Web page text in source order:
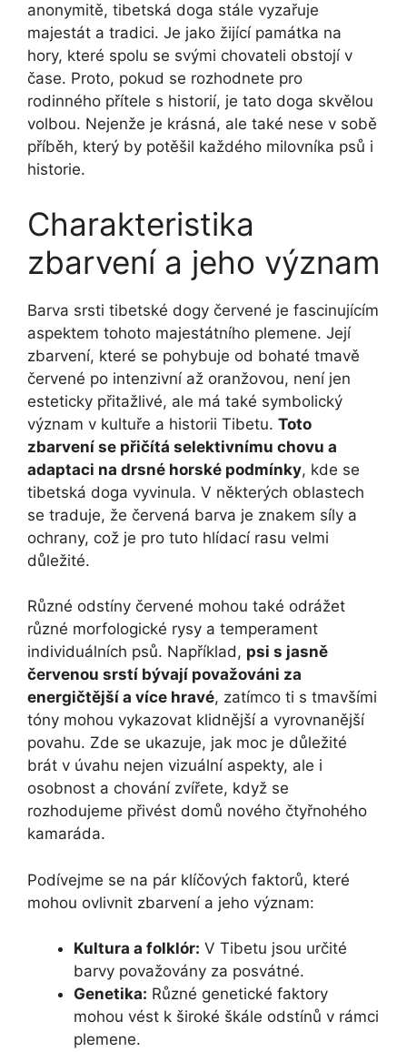
anonymitě, tibetská doga stále vyzařuje
majestát a tradici. Je jako žijící památka na
hory, které spolu se svými chovateli obstojí v
čase. Proto, pokud se rozhodnete pro
rodinného přítele s historií, je tato doga skvělou
volbou. Nejenže je krásná, ale také nese v sobě
příběh, který by potěšil každého milovníka psů i
historie.
Charakteristika
zbarvení a jeho význam
Barva srsti tibetské dogy červené je fascinujícím
aspektem tohoto majestátního plemene. Její
zbarvení, které se pohybuje od bohaté tmavě
červené po intenzivní až oranžovou, není jen
esteticky přitažlivé, ale má také symbolický
význam v kultuře a historii Tibetu. Toto
zbarvení se přičítá selektivnímu chovu a
adaptaci na drsné horské podmínky, kde se
tibetská doga vyvinula. V některých oblastech
se traduje, že červená barva je znakem síly a
ochrany, což je pro tuto hlídací rasu velmi
důležité.
Různé odstíny červené mohou také odrážet
různé morfologické rysy a temperament
individuálních psů. Například, psi s jasně
červenou srstí bývají považováni za
energičtější a více hravé, zatímco ti s tmavšími
tóny mohou vykazovat klidnější a vyrovnanější
povahu. Zde se ukazuje, jak moc je důležité
brát v úvahu nejen vizuální aspekty, ale i
osobnost a chování zvířete, když se
rozhodujeme přivést domů nového čtyřnohého
kamaráda.
Podívejme se na pár klíčových faktorů, které
mohou ovlivnit zbarvení a jeho význam:
Kultura a folklór: V Tibetu jsou určité
barvy považovány za posvátné.
Genetika: Různé genetické faktory
mohou vést k široké škále odstínů v rámci
plemene.